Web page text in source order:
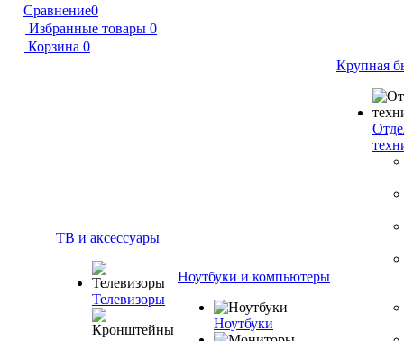
Сравнение0
Избранные товары 0
Корзина 0
ТВ и аксессуары
Телевизоры
Ноутбуки и компьютеры
Ноутбуки
Крупная